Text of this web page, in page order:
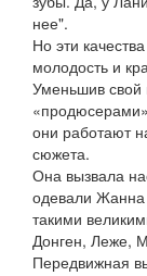
нее".
Но эти
молодость и
Уменьшив свой
они работают
сюжета.
Она вызвала
одевали Жанна
такими
Донген, Леже,
Передвижная